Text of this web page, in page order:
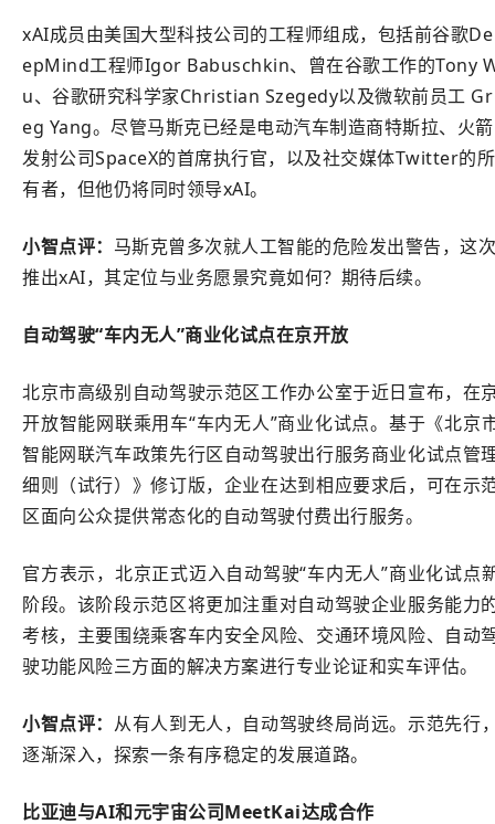
xAI成员由美国大型科技公司的工程师组成，包括前谷歌De
epMind工程师Igor Babuschkin、曾在谷歌工作的Tony
u、谷歌研究科学家Christian Szegedy以及微软前员工 Gr
eg Yang。尽管马斯克已经是电动汽车制造商特斯拉、火箭
发射公司SpaceX的首席执行官，以及社交媒体Twitter的所
有者，但他仍将同时领导xAI。
小智点评： 马斯克曾多次就人工智能的危险发出警告，这次
推出xAI，其定位与业务愿景究竟如何？期待后续。
自动驾驶“车内无人”商业化试点在京开放
北京市高级别自动驾驶示范区工作办公室于近日宣布，在
开放智能网联乘用车“车内无人”商业化试点。基于《北京
智能网联汽车政策先行区自动驾驶出行服务商业化试点管
细则（试行）》修订版，企业在达到相应要求后，可在示
区面向公众提供常态化的自动驾驶付费出行服务。
官方表示，北京正式迈入自动驾驶“车内无人”商业化试点
阶段。该阶段示范区将更加注重对自动驾驶企业服务能力
考核，主要围绕乘客车内安全风险、交通环境风险、自动
驶功能风险三方面的解决方案进行专业论证和实车评估。
小智点评： 从有人到无人，自动驾驶终局尚远。示范先行
逐渐深入，探索一条有序稳定的发展道路。
比亚迪与AI和元宇宙公司MeetKai达成合作